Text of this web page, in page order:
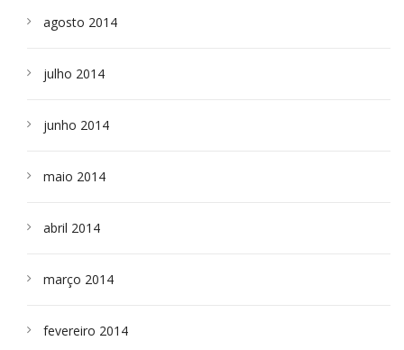
agosto 2014
julho 2014
junho 2014
maio 2014
abril 2014
março 2014
fevereiro 2014